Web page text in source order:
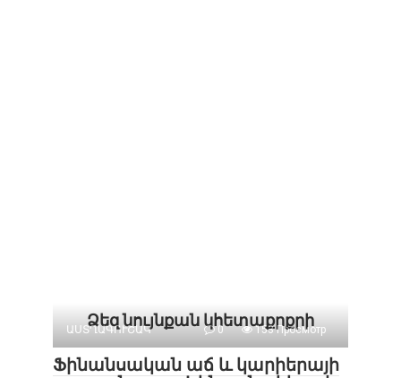
Ձեզ նույնքան կհետաքրքրի
ԱՍՏՂԱԳՈՒՇԱԿ 0 153 Просмотр
Ֆինանսական աճ և կարիերայի